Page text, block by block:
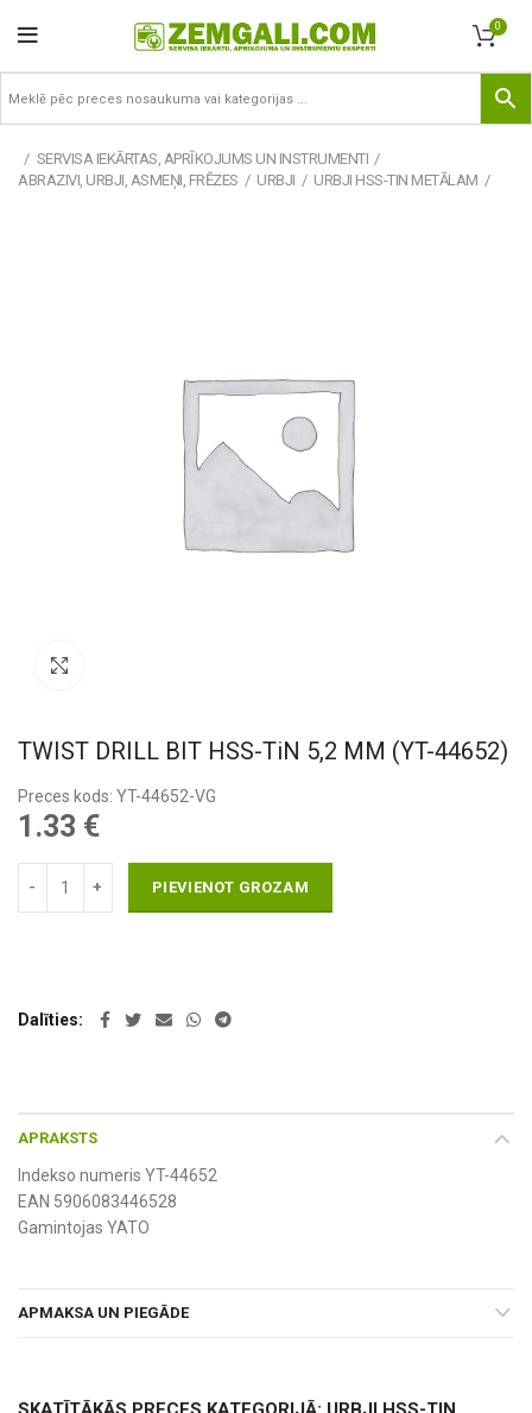
0
SERVISA IEKĀRTAS, APRĪKOJUMS UN INSTRUMENTI
ABRAZIVI, URBJI, ASMEŅI, FRĒZES
URBJI URBJI HSS-TIN METĀLAM
TWIST DRILL BIT HSS-TiN 5,2 MM (YT-44652)
Preces kods: YT-44652-VG
1.33 €
PIEVIENOT GROZAM
Dalīties
APRAKSTS
Indekso numeris YT-44652
EAN 5906083446528
Gamintojas YATO
APMAKSA UN PIEGĀDE